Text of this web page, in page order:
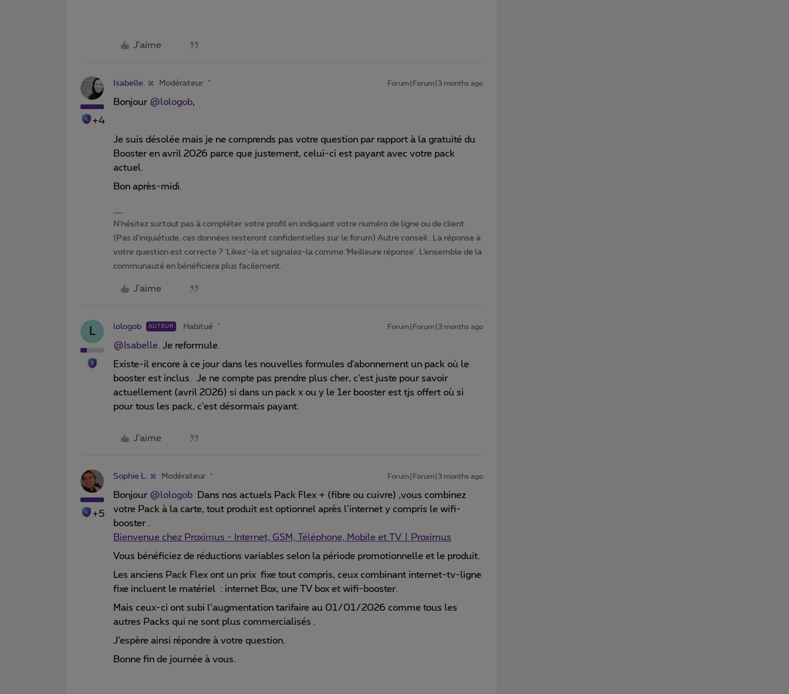
J'aime
+4
Isabelle. Modérateur Forum|Forum|3 months ago
Bonjour ​ @lologob,
Je suis désolée mais je ne comprends pas votre question par rapport à la gratuité du
Booster en avril 2026 parce que justement, celui-ci est payant avec votre pack
actuel.
Bon après-midi.
N'hésitez surtout pas à compléter votre profil en indiquant votre numéro de ligne ou de client.
(Pas d'inquiétude, ces données resteront confidentielles sur le forum) Autre conseil : La réponse à
votre question est correcte ? ‘Likez’-la et signalez-la comme ‘Meilleure réponse’. L’ensemble de la
communauté en bénéficiera plus facilement.
J'aime
L lologob AUTEUR Habitué Forum|Forum|3 months ago
@Isabelle. Je reformule.
Existe-il encore à ce jour dans les nouvelles formules d'abonnement un pack où le
booster est inclus. Je ne compte pas prendre plus cher, c'est juste pour savoir
actuellement (avril 2026) si dans un pack x ou y le 1er booster est tjs offert où si
pour tous les pack, c'est désormais payant.
J'aime
+5
Sophie L. Modérateur Forum|Forum|3 months ago
Bonjour ​ @lologob Dans nos actuels Pack Flex + (fibre ou cuivre) ,vous combinez
votre Pack à la carte, tout produit est optionnel après l’internet y compris le wifi-
booster .
Bienvenue chez Proximus - Internet, GSM, Téléphone, Mobile et TV | Proximus
Vous bénéficiez de réductions variables selon la période promotionnelle et le produit.
Les anciens Pack Flex ont un prix fixe tout compris, ceux combinant internet-tv-ligne
fixe incluent le matériel : internet Box, une TV box et wifi-booster.
Mais ceux-ci ont subi l’augmentation tarifaire au 01/01/2026 comme tous les
autres Packs qui ne sont plus commercialisés .
J’espère ainsi répondre à votre question.
Bonne fin de journée à vous.